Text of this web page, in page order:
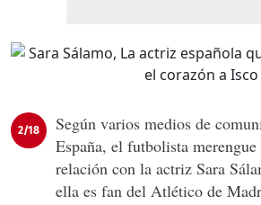
2/18
Según varios medios de
España, el futbolista
relación con la actriz Sara
ella es fan del Atlético de